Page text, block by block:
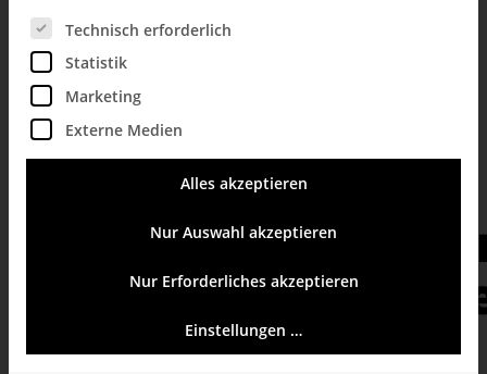
DeltaMaster:
Software für
Es folgt eine Liste der Service-Gruppen, für die eine
Technisch erforderlich
Statistik
Marketing
Externe Medien
Alles akzeptieren
Nur Auswahl akzeptieren
Nur Erforderliches akzeptieren
Einstellungen …